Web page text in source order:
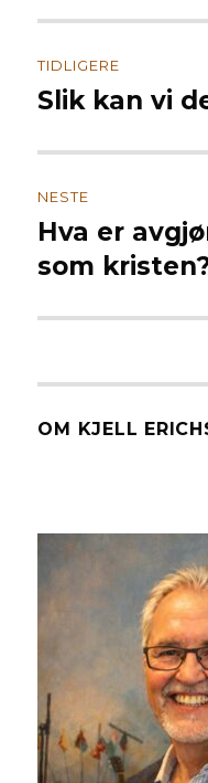
TIDLIGERE
Forrige
Slik kan vi
NESTE
Neste
innlegg:
Hva er
som
OM KJELL